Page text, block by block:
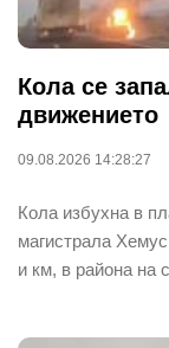
Кола се
движението
09.08.2026 14:28:27
Кола избухна в
магистрала
и км, в района на